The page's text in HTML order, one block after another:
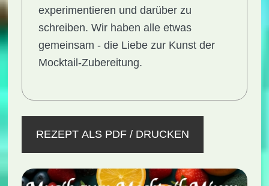
experimentieren und darüber zu
schreiben. Wir haben alle etwas
gemeinsam - die Liebe zur Kunst der
Mocktail-Zubereitung.
REZEPT ALS PDF / DRUCKEN